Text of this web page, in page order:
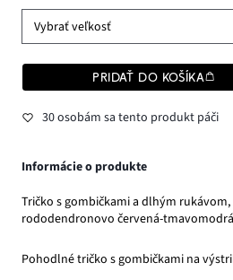
Vybrať veľkosť
PRIDAŤ DO KOŠÍKA
30 osobám sa tento produkt páči
Informácie o produkte
Tričko s gombičkami a dlhým
rododendronovo červená-
Pohodlné tričko s gombičkami na